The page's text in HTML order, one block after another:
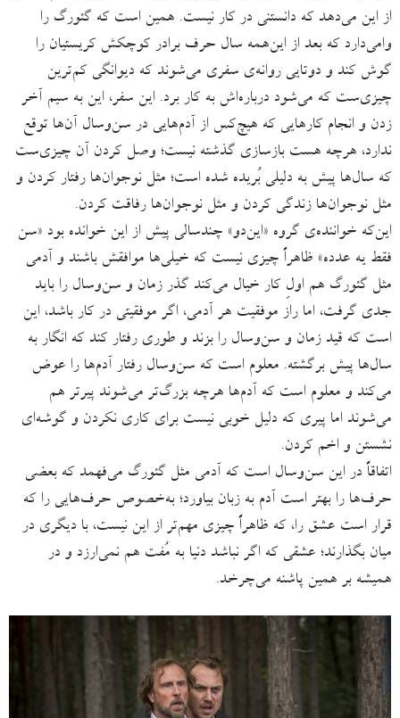
از این می‌دهد که دانستنی در کار نیست. همین است که گئورگ را
وامی‌دارد که بعد از این‌همه سال حرف برادر کوچکش کریستیان را
گوش کند و دوتایی روانه‌ی سفری می‌شوند که دیوانگی کم‌ترین
چیزی‌ست که می‌شود درباره‌اش به کار برد. این سفر، این به سیم آخر
زدن و انجام کارهایی که هیچ‌کس از آدم‌هایی در سن‌وسال آن‌ها توقع
ندارد، هرچه هست بازسازی گذشته نیست؛ وصل کردن آن چیزی‌ست
که سال‌ها پیش به دلیلی بُریده شده است؛ مثل نوجوان‌ها رفتار کردن و
مثل نوجوان‌ها زندگی کردن و مثل نوجوان‌ها رفاقت کردن.
این‌که خواننده‌ی گروه «این‌دو» چندسالی پیش از این خوانده بود «سن
فقط یه عدده» ظاهراً چیزی نیست که خیلی‌‌ها موافقش باشند و آدمی
مثل گئورگ هم اولِ کار خیال می‌کند گذر زمان و سن‌وسال را باید
جدی گرفت، اما راز موفقیت هر آدمی، اگر موفقیتی در کار باشد، این
است که قید زمان و سن‌وسال را بزند و طوری رفتار کند که انگار به
سال‌ها پیش برگشته. معلوم است که سن‌وسال رفتار آدم‌ها را عوض
می‌کند و معلوم است که آدم‌ها هرچه بزرگ‌تر می‌شوند پیرتر هم
می‌شوند اما پیری که دلیل خوبی نیست برای کاری نکردن و گوشه‌ای
نشستن و اخم کردن.
اتفاقاً در این سن‌وسال است که آدمی مثل گئورگ می‌فهمد که بعضی
حرف‌ها را بهتر است آدم به زبان بیاورد؛ به‌خصوص حرف‌هایی را که
قرار است عشق را، که ظاهراً چیزی مهم‌تر از این نیست، با دیگری در
میان بگذارند؛ عشقی که اگر نباشد دنیا به مُفت هم نمی‌ارزد و در
همیشه بر همین پاشنه می‌چرخد.